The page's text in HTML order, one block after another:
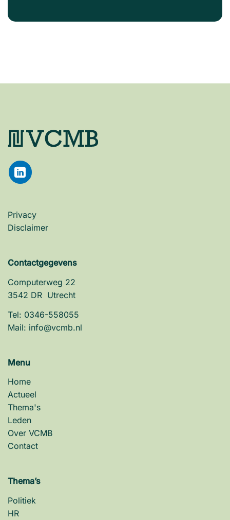
Privacy
Disclaimer
Contactgegevens
Computerweg 22
3542 DR Utrecht
Tel: 0346-558055
Mail: info@vcmb.nl
Menu
Home
Actueel
Thema's
Leden
Over VCMB
Contact
Thema’s
Politiek
HR